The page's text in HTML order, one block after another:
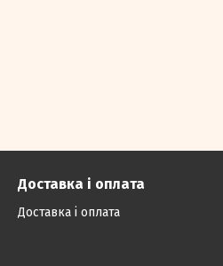
Доставка і оплата
Доставка і оплата